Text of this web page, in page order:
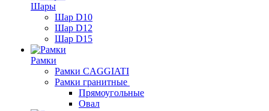
Шары
Шар D10
Шар D12
Шар D15
Рамки
Рамки CAGGIATI
Рамки гранитные
Прямоугольные
Овал